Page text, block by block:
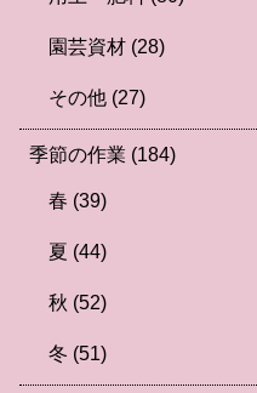
園芸資材 (28)
その他 (27)
季節の作業 (184)
春 (39)
夏 (44)
秋 (52)
冬 (51)